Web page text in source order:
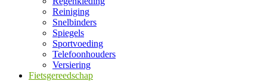
Reiniging
Snelbinders
Spiegels
Sportvoeding
Telefoonhouders
Versiering
Fietsgereedschap